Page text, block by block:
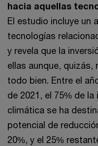
hacia aquellas
El estudio incluye un
tecnologías
y revela que la
ellas aunque,
todo bien. Entre el
de 2021, el 75% de
climática se ha
potencial de
20%, y el 25%